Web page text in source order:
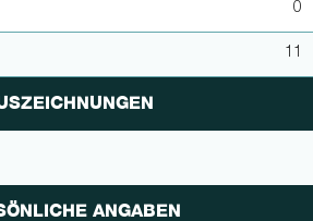
0
11
ANGABEN